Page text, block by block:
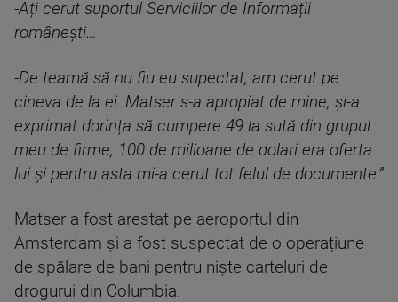
-Ați cerut suportul Serviciilor de Informații
românești…
-De teamă să nu fiu eu supectat, am cerut pe
cineva de la ei. Matser s-a apropiat de mine, și-a
exprimat dorința să cumpere 49 la sută din grupul
meu de firme, 100 de milioane de dolari era oferta
lui și pentru asta mi-a cerut tot felul de documente.”
Matser a fost arestat pe aeroportul din
Amsterdam și a fost suspectat de o operațiune
de spălare de bani pentru niște carteluri de
drogurui din Columbia.